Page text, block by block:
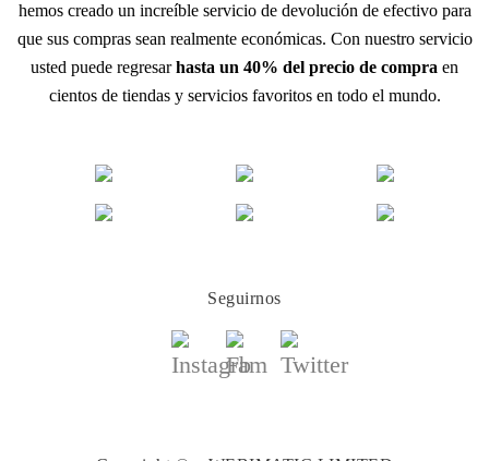
hemos creado un increíble servicio de devolución de efectivo para
que sus compras sean realmente económicas. Con nuestro servicio
usted puede regresarhasta un 40% del precio de compra en
cientos de tiendas y servicios favoritos en todo el mundo.
Seguirnos